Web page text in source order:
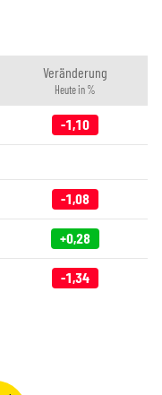
Veränderung
Heute in %
-1,10
-1,08
+0,28
-1,34